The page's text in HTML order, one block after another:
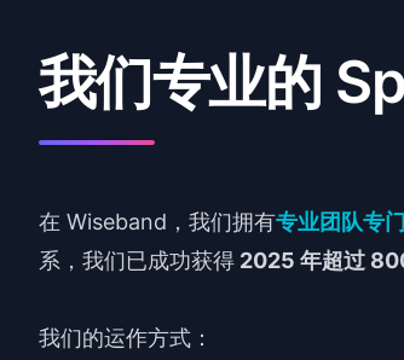
我们专业的
在 Wiseband，我们拥有专业团队专
系，我们已成功获得 2025 年超过
我们的运作方式：